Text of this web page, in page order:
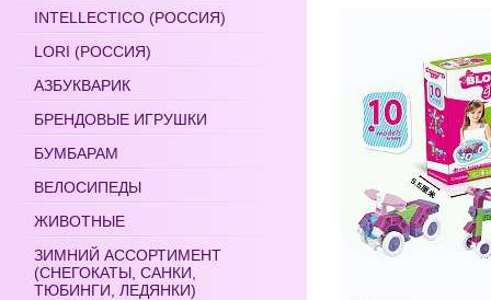
INTELLECTICO (РОССИЯ)
LORI (РОССИЯ)
АЗБУКВАРИК
БРЕНДОВЫЕ ИГРУШКИ
БУМБАРАМ
ВЕЛОСИПЕДЫ
ЖИВОТНЫЕ
ЗИМНИЙ АССОРТИМЕНТ
(СНЕГОКАТЫ, САНКИ,
ТЮБИНГИ, ЛЕДЯНКИ)